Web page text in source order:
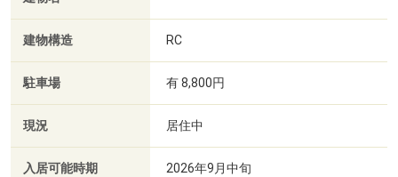
建物構造 RC
駐車場 有 8,800円
現況 居住中
入居可能時期 2026年9月中旬